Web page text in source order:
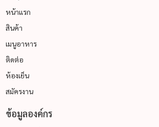
หน้าแรก
สินค้า
เมนูอาหาร
ติดต่อ
ห้องเย็น
สมัครงาน
ข้อมูลองค์กร